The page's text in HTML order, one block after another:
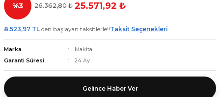
%3 26.362,80 ₺ 25.571,92 ₺
8.523,97 TL den başlayan taksitlerle!!Taksit Seçenekleri
Marka
Makita
Garanti Süresi
24 Ay
Gelince Haber Ver